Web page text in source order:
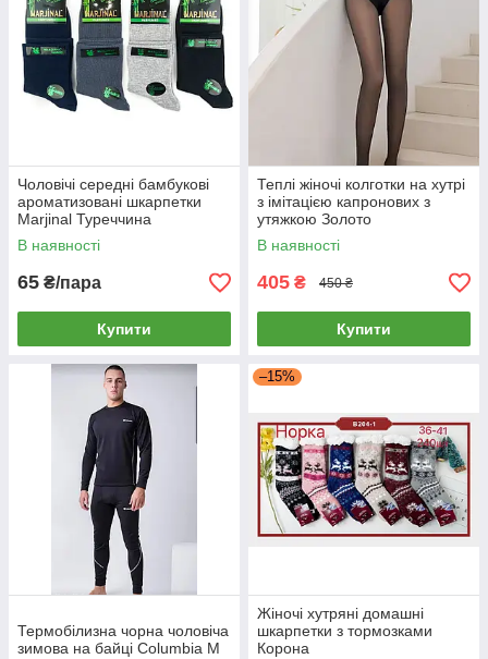
Чоловічі середні бамбукові
ароматизовані шкарпетки
Marjinal Туреччина
В наявності
65 ₴/пара
Купити
Теплі жіночі колготки на хутрі
з імітацією капронових з
утяжкою Золото
В наявності
405 ₴ 450 ₴
Купити
Термобілизна чорна чоловіча
зимова на байці Columbia M
–15%
Жіночі хутряні домашні
шкарпетки з тормозками
Корона